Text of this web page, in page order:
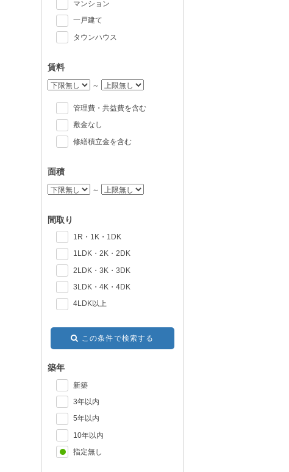
マンション
一戸建て
タウンハウス
賃料
～
管理費・共益費を含む
敷金なし
修繕積立金を含む
面積
～
間取り
1R・1K・1DK
1LDK・2K・2DK
2LDK・3K・3DK
3LDK・4K・4DK
4LDK以上
この条件で検索する
築年
新築
3年以内
5年以内
10年以内
指定無し